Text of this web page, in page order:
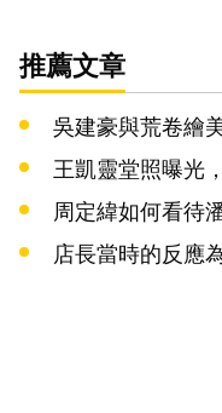
推薦文章
吳建豪與荒卷繪
王凱靈堂照曝光
周定緯如何看待
店長當時的反應